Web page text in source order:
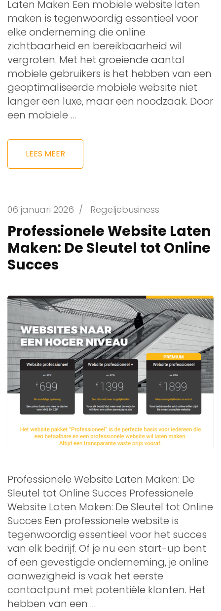
Laten Maken Een mobiele website laten
maken is tegenwoordig essentieel voor
elke onderneming die online
zichtbaarheid en bereikbaarheid wil
vergroten. Met het groeiende aantal
mobiele gebruikers is het hebben van een
geoptimaliseerde mobiele website niet
langer een luxe, maar een noodzaak. Door
een mobiele …
LEES MEER
06 januari 2026 / Regeljebusiness
Professionele Website Laten
Maken: De Sleutel tot Online
Succes
Professionele Website Laten Maken: De
Sleutel tot Online Succes Professionele
Website Laten Maken: De Sleutel tot Online
Succes Een professionele website is
tegenwoordig essentieel voor het succes
van elk bedrijf. Of je nu een start-up bent
of een gevestigde onderneming, je online
aanwezigheid is vaak het eerste
contactpunt met potentiële klanten. Het
hebben van een …